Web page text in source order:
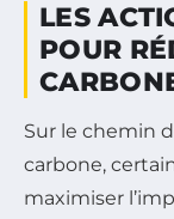
LES
POUR
Sur le chemin
carbone,
maximiser